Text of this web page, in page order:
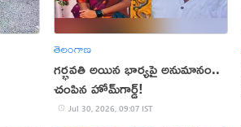
తెలంగాణ
గర్భవతి అయిన భార్యపై అనుమానం..
చంపిన హోమ్‌గార్డ్!
Jul 30, 2026, 09:07 IST